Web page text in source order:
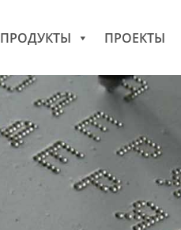
ПРОДУКТЫ ПРОЕКТЫ